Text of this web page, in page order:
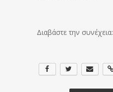
Διαβάστε την συνέχεια: